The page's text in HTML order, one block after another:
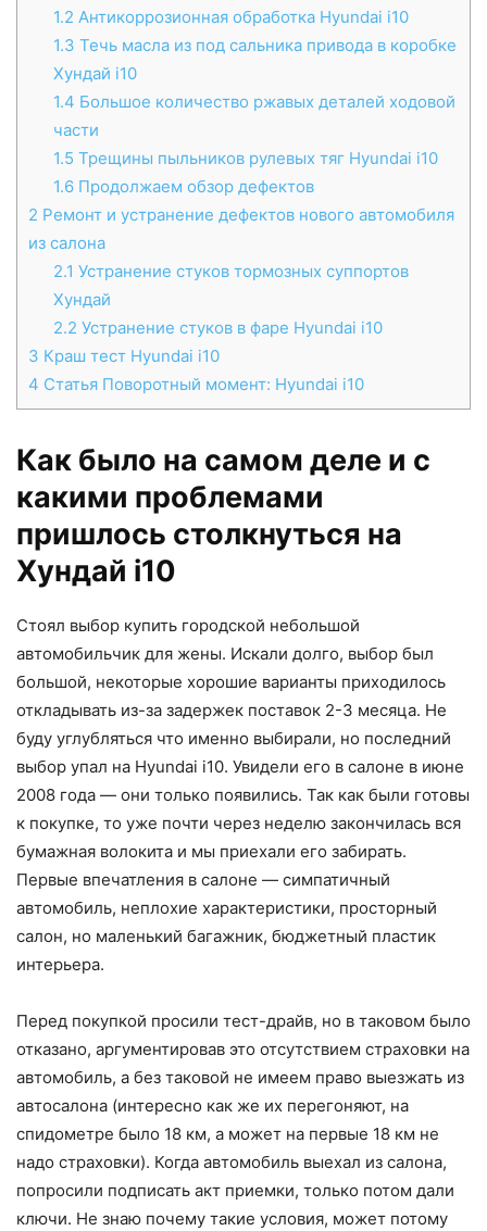
1.2 Антикоррозионная обработка Hyundai i10
1.3 Течь масла из под сальника привода в коробке
Хундай i10
1.4 Большое количество ржавых деталей ходовой
части
1.5 Трещины пыльников рулевых тяг Hyundai i10
1.6Продолжаем обзор дефектов
2 Ремонт и устранение дефектов нового автомобиля
из салона
2.1 Устранение стуков тормозных суппортов
Хундай
2.2 Устранение стуков в фаре Hyundai i10
3 Краш тест Hyundai i10
4 Статья Поворотный момент: Hyundai i10
Как было на самом деле и с
какими проблемами
пришлось столкнуться на
Хундай i10
Стоял выбор купить городской небольшой
автомобильчик для жены. Искали долго, выбор был
большой, некоторые хорошие варианты приходилось
откладывать из-за задержек поставок 2-3 месяца. Не
буду углубляться что именно выбирали, но последний
выбор упал на Hyundai i10. Увидели его в салоне в июне
2008 года — они только появились. Так как были готовы
к покупке, то уже почти через неделю закончилась вся
бумажная волокита и мы приехали его забирать.
Первые впечатления в салоне — симпатичный
автомобиль, неплохие характеристики, просторный
салон, но маленький багажник, бюджетный пластик
интерьера.
Перед покупкой просили тест-драйв, но в таковом было
отказано, аргументировав это отсутствием страховки на
автомобиль, а без таковой не имеем право выезжать из
автосалона (интересно как же их перегоняют, на
спидометре было 18 км, а может на первые 18 км не
надо страховки). Когда автомобиль выехал из салона,
попросили подписать акт приемки, только потом дали
ключи. Не знаю почему такие условия, может потому